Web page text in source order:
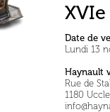
Date de
Lundi 13
Haynault
Rue de
1180 Uccle